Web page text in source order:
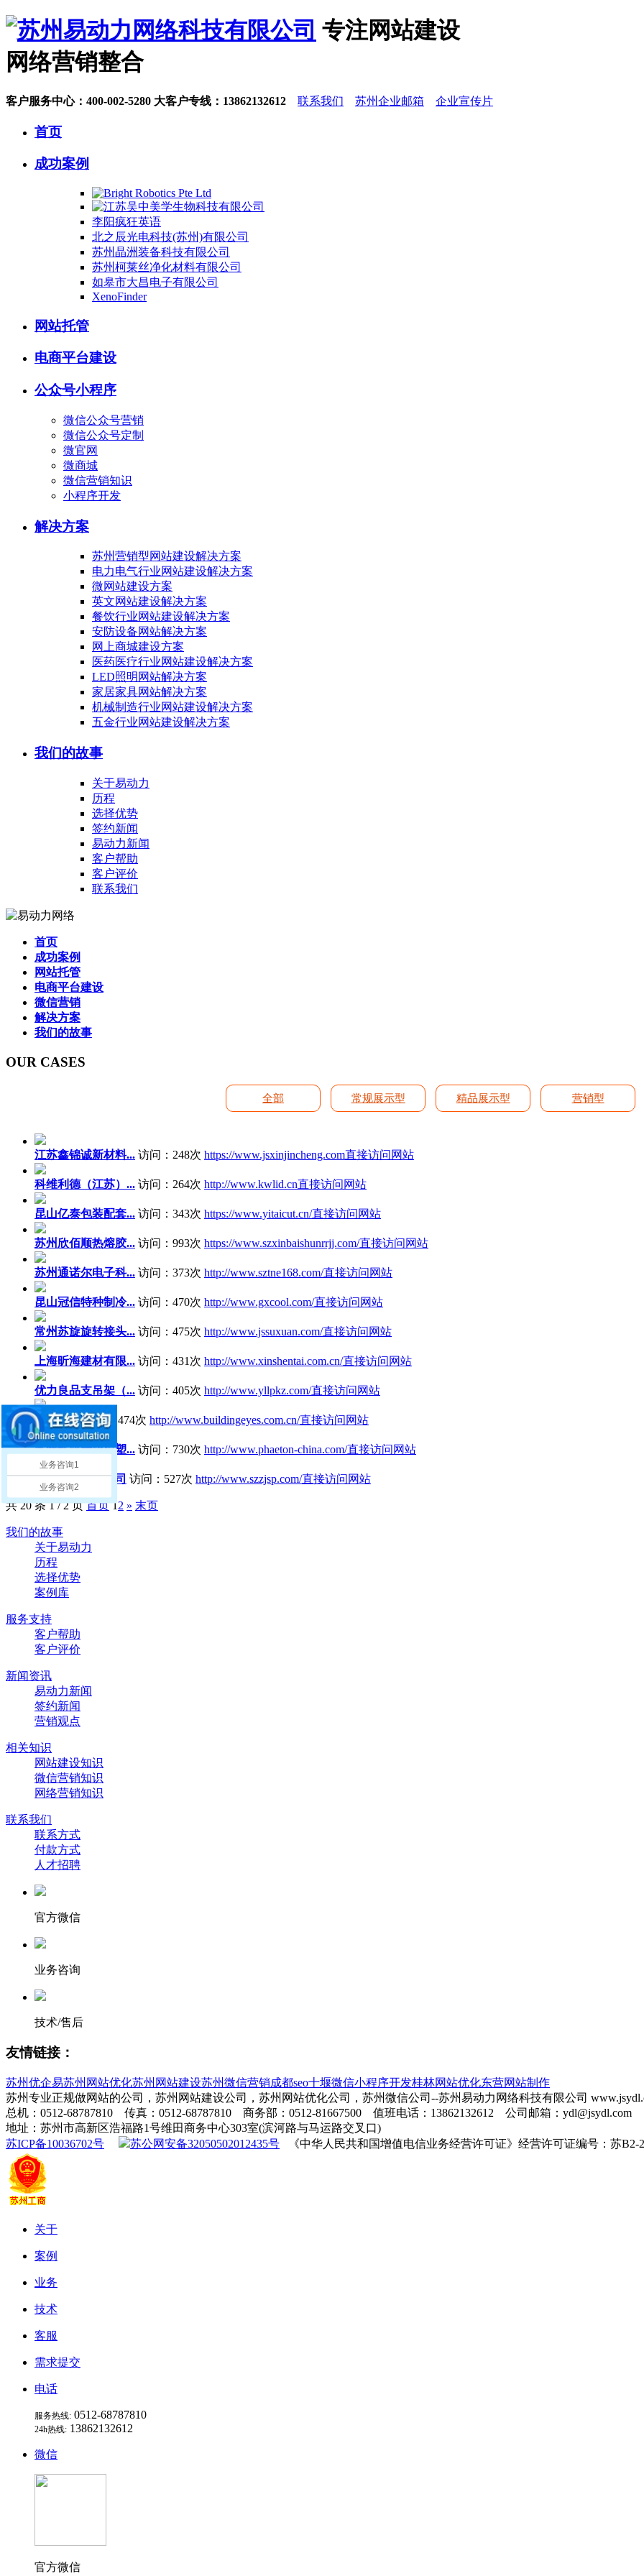
专注网站建设
网络营销整合
客户服务中心： 400-002-5280 大客户专线： 13862132612 联系我们 苏州企业邮箱 企业宣传片
首页
成功案例
李阳疯狂英语
北之辰光电科技(苏州)有限公司
苏州晶洲装备科技有限公司
苏州柯莱丝净化材料有限公司
如皋市大昌电子有限公司
XenoFinder
网站托管
电商平台建设
公众号小程序
微信公众号营销
微信公众号定制
微官网
微商城
微信营销知识
小程序开发
解决方案
苏州营销型网站建设解决方案
电力电气行业网站建设解决方案
微网站建设方案
英文网站建设解决方案
餐饮行业网站建设解决方案
安防设备网站解决方案
网上商城建设方案
医药医疗行业网站建设解决方案
LED照明网站解决方案
家居家具网站解决方案
机械制造行业网站建设解决方案
五金行业网站建设解决方案
我们的故事
关于易动力
历程
选择优势
签约新闻
易动力新闻
客户帮助
客户评价
联系我们
首页
成功案例
网站托管
电商平台建设
微信营销
解决方案
我们的故事
OUR CASES
全部 常规展示型 精品展示型 营销型
江苏鑫锦诚新材料... 访问：248次 https://www.jsxinjincheng.com直接访问网站
科维利德（江苏）... 访问：264次 http://www.kwlid.cn直接访问网站
昆山亿泰包装配套... 访问：343次 https://www.yitaicut.cn/直接访问网站
苏州欣佰顺热熔胶... 访问：993次 https://www.szxinbaishunrrjj.com/直接访问网站
苏州通诺尔电子科... 访问：373次 http://www.sztne168.com/直接访问网站
昆山冠信特种制冷... 访问：470次 http://www.gxcool.com/直接访问网站
常州苏旋旋转接头... 访问：475次 http://www.jssuxuan.com/直接访问网站
上海昕海建材有限... 访问：431次 http://www.xinshentai.com.cn/直接访问网站
优力良品支吊架（... 访问：405次 http://www.yllpkz.com/直接访问网站
清展家居 访问：474次 http://www.buildingeyes.com.cn/直接访问网站
苏州辉腾精密模塑... 访问：730次 http://www.phaeton-china.com/直接访问网站
左姐食品有限公司 访问：527次 http://www.szzjsp.com/直接访问网站
共 20 条 1 / 2 页 首页 12 » 末页
我们的故事
关于易动力
历程
选择优势
案例库
服务支持
客户帮助
客户评价
新闻资讯
易动力新闻
签约新闻
营销观点
相关知识
网站建设知识
微信营销知识
网络营销知识
联系我们
联系方式
付款方式
人才招聘
官方微信
业务咨询
技术/售后
友情链接：
苏州优企易苏州网站优化苏州网站建设苏州微信营销成都seo十堰微信小程序开发桂林网站优化东营网站制作
苏州专业正规做网站的公司，苏州网站建设公司，苏州网站优化公司，苏州微信公司--苏州易动力网络科技有限公司
总机：0512-68787810 传真：0512-68787810 商务部：0512-81667500 值班电话：13862132612 公司邮箱：ydl@jsydl.com
地址：苏州市高新区浩福路1号维田商务中心303室(滨河路与马运路交叉口)
苏ICP备10036702号
苏公网安备32050502012435号 《中华人民共和国增值电信业务经营许可证》经营许可证编号：苏
关于
案例
业务
技术
客服
需求提交
电话
服务热线: 0512-68787810
24h热线: 13862132612
微信
官方微信
业务咨询1
业务咨询2